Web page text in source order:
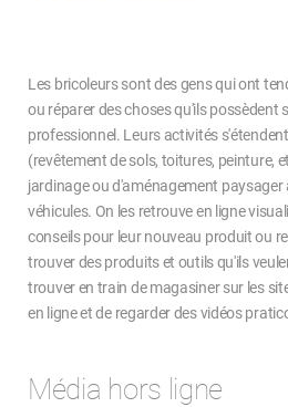
Les bricoleurs sont des gens qui ont
ou réparer des choses qu'ils possèdent
professionnel. Leurs activités
(revêtement de sols, toitures, peinture,
jardinage ou d'aménagement
véhicules. On les retrouve en ligne
conseils pour leur nouveau produit ou
trouver des produits et outils qu'ils
trouver en train de magasiner sur les
en ligne et de regarder des vidéos
Média hors ligne